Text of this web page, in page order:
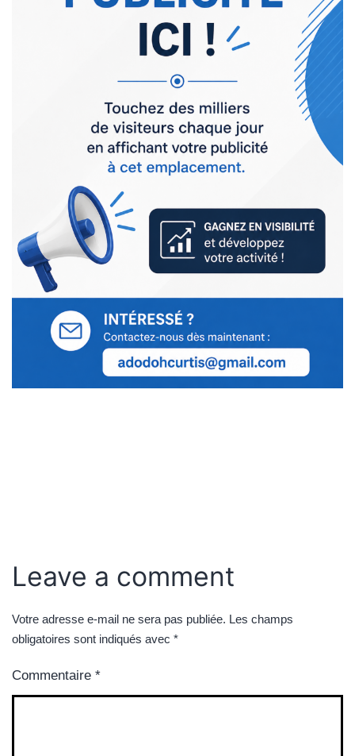
Leave a comment
Votre adresse e-mail ne sera pas publiée. Les champs
obligatoires sont indiqués avec *
Commentaire *